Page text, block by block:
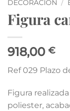
DECORACIÓN /
Figura
918,00 €
Ref 029 Plazo
Figura
poliester,